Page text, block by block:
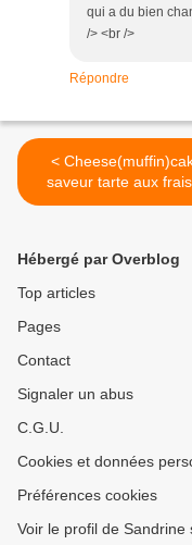
qui a du bien
/> <br />
Répondre
< Cheese(muffin)cake
saveur tarte aux
Hébergé par Overblog
Top articles
Pages
Contact
Signaler un abus
C.G.U.
Cookies et données
Préférences cookies
Voir le profil de